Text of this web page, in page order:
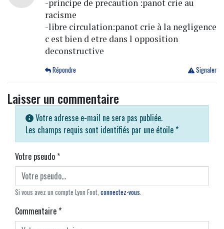
-principe de precaution :panot crie au
racisme
-libre circulation:panot crie à la negligence
c est bien d etre dans l opposition
deconstructive
Signaler
Répondre
Laisser un commentaire
Votre adresse e-mail ne sera pas publiée.
Les champs requis sont identifiés par une étoile *
Votre pseudo*
Si vous avez un compte Lyon Foot, connectez-vous.
Commentaire*